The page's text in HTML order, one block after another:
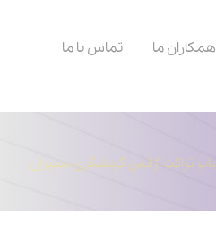
همکاران ما تماس با ما
تراکت آژانس گردشگری سفیران